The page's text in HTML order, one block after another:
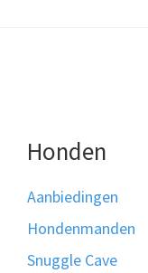
Honden
Aanbiedingen
Hondenmanden
Snuggle Cave